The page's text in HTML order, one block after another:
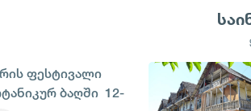
ფესტივალი
ბაღში 12-